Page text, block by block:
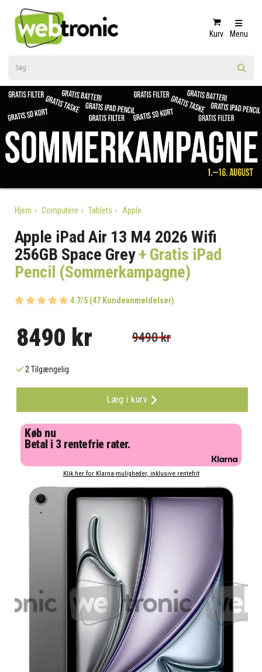
Kurv Menu
Hjem Computere Tablets Apple
Apple iPad Air 13 M4 2026 Wifi
256GB Space Grey+ Gratis iPad
Pencil (Sommerkampagne)
4.7/5 (47 Kundeanmeldelser)
8490 kr 9490 kr
2 Tilgængelig
Læg i kurv
Køb nu
Betal i 3 rentefrie rater.
Klik her for Klarna-muligheder, inklusive rentefrit